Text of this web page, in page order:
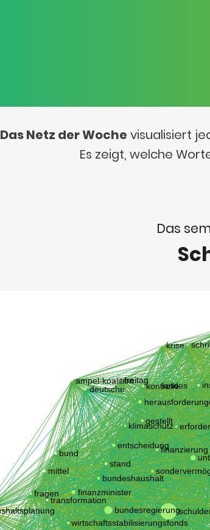
Das Netz der Woche visualisiert
Es zeigt, welche
Das